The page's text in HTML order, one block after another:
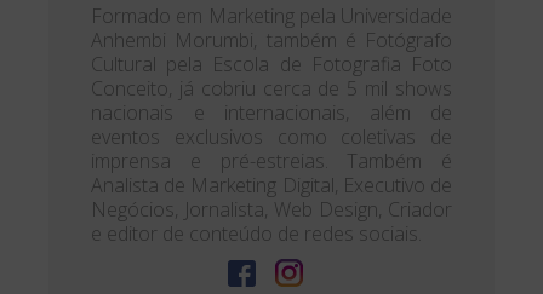
Formado em Marketing pela Universidade
Anhembi Morumbi, também é Fotógrafo
Cultural pela Escola de Fotografia Foto
Conceito, já cobriu cerca de 5 mil shows
nacionais e internacionais, além de
eventos exclusivos como coletivas de
imprensa e pré-estreias. Também é
Analista de Marketing Digital, Executivo de
Negócios, Jornalista, Web Design, Criador
e editor de conteúdo de redes sociais.